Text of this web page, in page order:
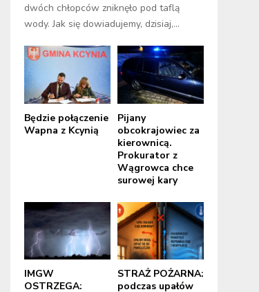
dwóch chłopców zniknęło pod taflą
wody. Jak się dowiadujemy, dzisiaj,...
Będzie połączenie
Wapna z Kcynią
Pijany
obcokrajowiec za
kierownicą.
Prokurator z
Wągrowca chce
surowej kary
IMGW
OSTRZEGA:
STRAŻ POŻARNA:
podczas upałów